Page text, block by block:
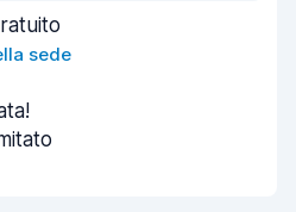
sede